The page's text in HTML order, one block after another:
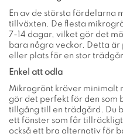
En av de största fördelarna
tillväxten. De flesta
7-14 dagar, vilket gör det
bara några veckor. Detta är
eller plats för en stor
Enkel att odla
Mikrogrönt kräver minimalt
gör det perfekt för den som
tillgång till en trädgård. Du
ett fönster som får
också ett bra alternativ för